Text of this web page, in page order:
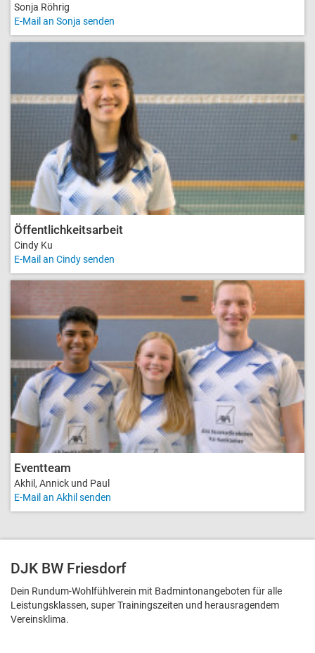
Sonja Röhrig
E-Mail an Sonja senden
Öffentlichkeitsarbeit
Cindy Ku
E-Mail an Cindy senden
Eventteam
Akhil, Annick und Paul
E-Mail an Akhil senden
DJK BW Friesdorf
Dein Rundum-Wohlfühlverein mit Badmintonangeboten für alle
Leistungsklassen, super Trainingszeiten und heraus­ragendem
Vereinsklima.